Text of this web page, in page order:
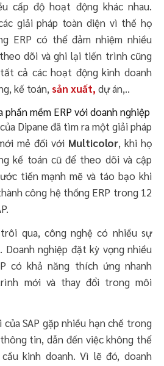
cấp độ hoạt động khác nhau.
giải pháp toàn diện vì thế họ
ERP có thể đảm nhiệm nhiều
dõi và ghi lại tiến trình cũng
cả các hoạt động kinh doanh
kế toán, sản xuất, dự án,..
Dipane đã tìm ra một giải pháp
mẻ đối với Multicolor, khi họ
kế toán cũ để theo dõi và cập
tiến mạnh mẽ và táo bạo khi
công hệ thống ERP trong 12
qua, công nghệ có nhiều sự
nghiệp đặt kỳ vọng nhiều
có khả năng thích ứng nhanh
mới và thay đổi trong môi
SAP gặp nhiều hạn chế trong
tin, dẫn đến việc không thể
kinh doanh. Vì lẽ đó, doanh